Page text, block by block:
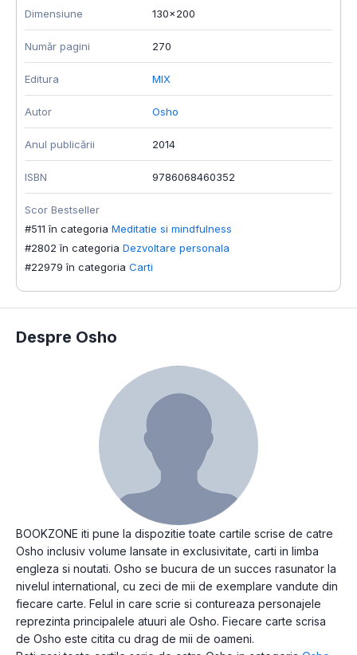
Dimensiune 130x200
Număr pagini 270
Editura MIX
Autor Osho
Anul publicării 2014
ISBN 9786068460352
Scor Bestseller
#511 în categoria Meditatie si mindfulness
#2802 în categoria Dezvoltare personala
#22979 în categoria Carti
Despre Osho
BOOKZONE iti pune la dispozitie toate cartile scrise de catre
Osho inclusiv volume lansate in exclusivitate, carti in limba
engleza si noutati. Osho se bucura de un succes rasunator la
nivelul international, cu zeci de mii de exemplare vandute din
fiecare carte. Felul in care scrie si contureaza personajele
reprezinta principalele atuuri ale Osho. Fiecare carte scrisa
de Osho este citita cu drag de mii de oameni.